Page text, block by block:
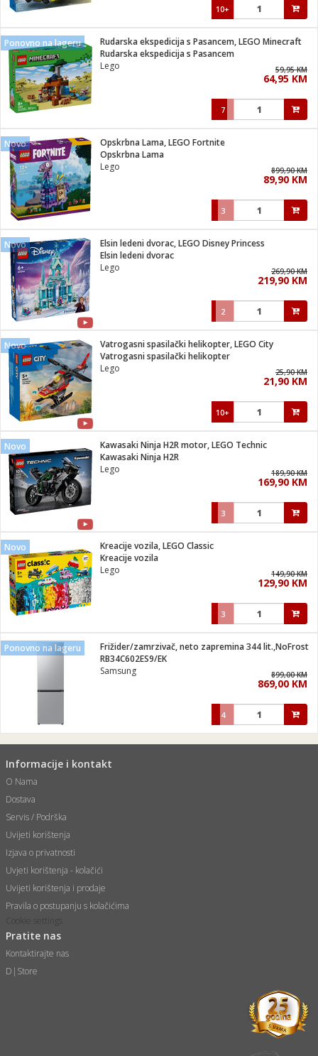
10+
Ponovno na lageru
Rudarska ekspedicija s Pasancem, LEGO Minecraft
Rudarska ekspedicija s Pasancem
Lego
59,95 KM
64,95 KM
7
Novo
Opskrbna Lama, LEGO Fortnite
Opskrbna Lama
Lego
899,90 KM
89,90 KM
3
Novo
Elsin ledeni dvorac, LEGO Disney Princess
Elsin ledeni dvorac
Lego
269,90 KM
219,90 KM
2
Novo
Vatrogasni spasilački helikopter, LEGO City
Vatrogasni spasilački helikopter
Lego
25,90 KM
21,90 KM
10+
Novo
Kawasaki Ninja H2R motor, LEGO Technic
Kawasaki Ninja H2R
Lego
189,90 KM
169,90 KM
3
Novo
Kreacije vozila, LEGO Classic
Kreacije vozila
Lego
149,90 KM
129,90 KM
3
Ponovno na lageru
Frižider/zamrzivač, neto zapremina 344 lit.,NoFrost
RB34C602ES9/EK
Samsung
899,00 KM
869,00 KM
4
Informacije i kontakt
O Nama
Dostava
Servis / Podrška
Uvijeti korištenja
Izjava o privatnosti
Uvjeti korištenja - kolačići
Uvijeti korištenja i prodaje
Pravila o postupanju s kolačićima
Cookie settings
Pratite nas
Kontaktirajte nas
D|Store